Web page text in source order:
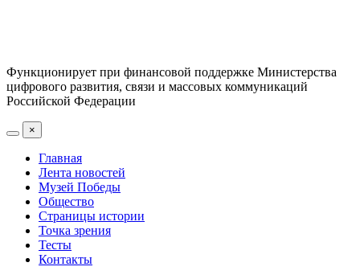
Функционирует при финансовой поддержке Министерства
цифрового развития, связи и массовых коммуникаций
Российской Федерации
×
Главная
Лента новостей
Музей Победы
Общество
Страницы истории
Точка зрения
Тесты
Контакты